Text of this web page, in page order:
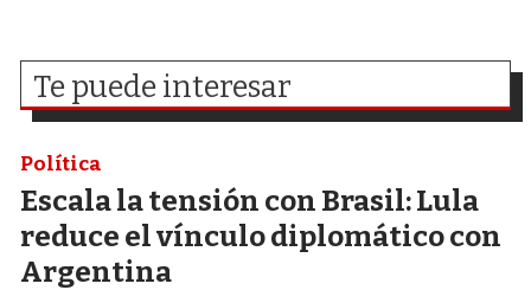
Te puede interesar
Escala la tensión con Brasil: Lula
reduce el vínculo diplomático con
Argentina
Política